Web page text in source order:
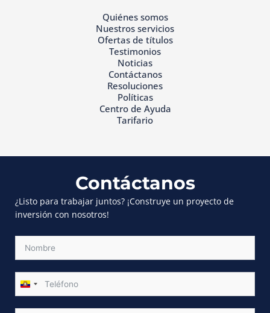
Quiénes somos
Nuestros servicios
Ofertas de títulos
Testimonios
Noticias
Contáctanos
Resoluciones
Políticas
Centro de Ayuda
Tarifario
Contáctanos
¿Listo para trabajar juntos? ¡Construye un proyecto de
inversión con nosotros!
ECUADOR
+593